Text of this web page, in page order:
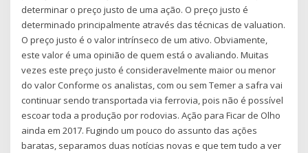
determinar o preço justo de uma ação. O preço justo é
determinado principalmente através das técnicas de valuation.
O preço justo é o valor intrínseco de um ativo. Obviamente,
este valor é uma opinião de quem está o avaliando. Muitas
vezes este preço justo é consideravelmente maior ou menor
do valor Conforme os analistas, com ou sem Temer a safra vai
continuar sendo transportada via ferrovia, pois não é possível
escoar toda a produção por rodovias. Ação para Ficar de Olho
ainda em 2017. Fugindo um pouco do assunto das ações
baratas, separamos duas notícias novas e que tem tudo a ver